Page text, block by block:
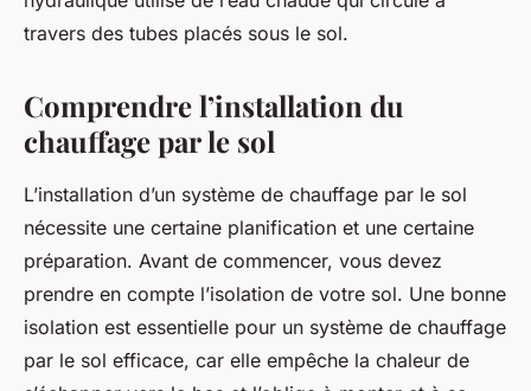
travers des tubes placés sous le sol.
Comprendre l’installation du
chauffage par le sol
L’installation d’un système de chauffage par le sol
nécessite une certaine planification et une certaine
préparation. Avant de commencer, vous devez
prendre en compte l’isolation de votre sol. Une bonne
isolation est essentielle pour un système de chauffage
par le sol efficace, car elle empêche la chaleur de